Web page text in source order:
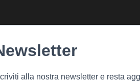
alla nostra newsletter e resta